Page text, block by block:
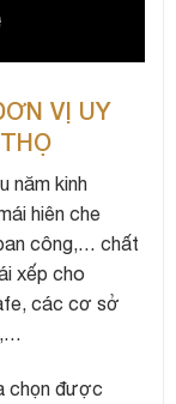
VỊ UY
năm kinh
hiên che
công,… chất
xếp cho
các cơ sở
chọn được